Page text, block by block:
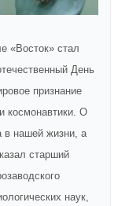
«Восток» стал
День
признание
космонавтики. О
в нашей жизни, а
старший
наук,